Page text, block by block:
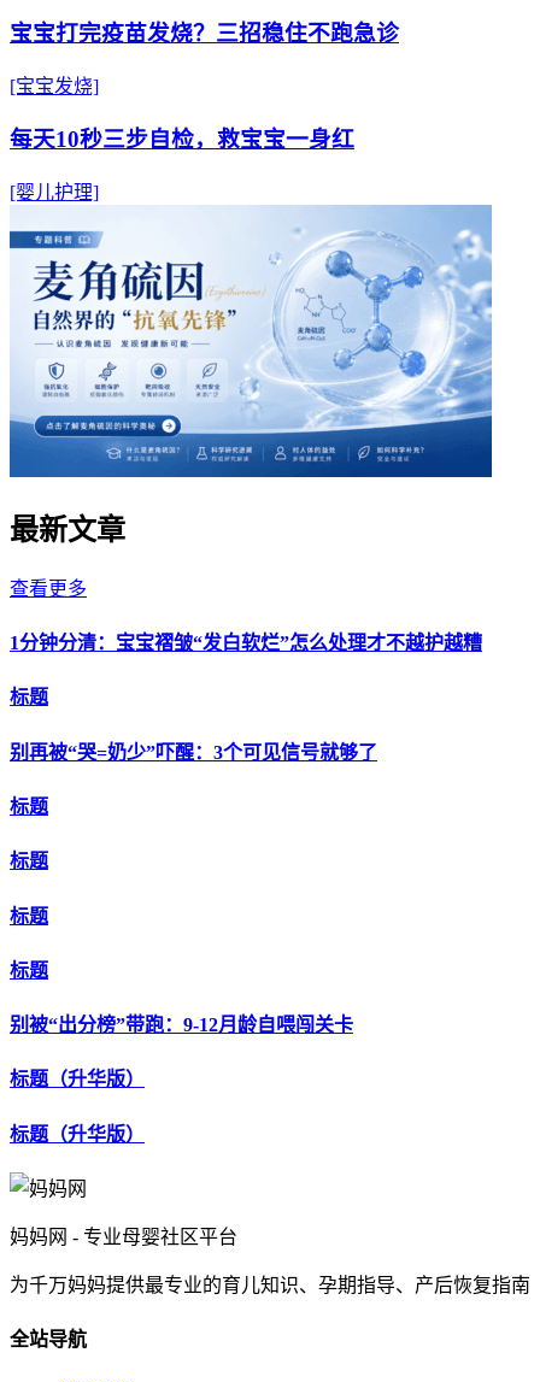
宝宝打完疫苗发烧？三招稳住不跑急诊
[宝宝发烧]
每天10秒三步自检，救宝宝一身红
[婴儿护理]
最新文章
查看更多
1分钟分清：宝宝褶皱“发白软烂”怎么处理才不越护越糟
标题
别再被“哭=奶少”吓醒：3个可见信号就够了
标题
标题
标题
标题
别被“出分榜”带跑：9-12月龄自喂闯关卡
标题（升华版）
标题（升华版）
妈妈网 - 专业母婴社区平台
为千万妈妈提供最专业的育儿知识、孕期指导、产后恢复指南
全站导航